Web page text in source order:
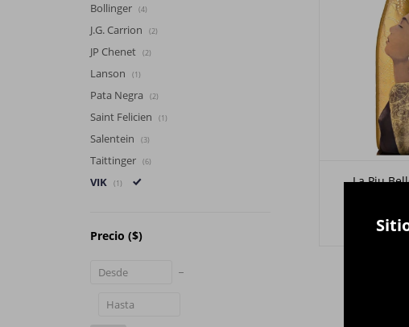
La Piu
$
Bollinger (4)
J.G. Carrion (2)
JP Chenet (2)
Lanson (1)
Pata Negra (2)
Saint Felicien (1)
Salentein (3)
Taittinger (6)
VIK (1)
Precio ($)